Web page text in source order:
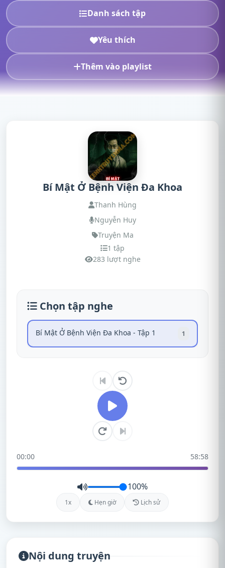
Danh sách tập
Yêu thích
Thêm vào playlist
Bí Mật Ở Bệnh Viện Đa Khoa
Thanh Hùng
Nguyễn Huy
Truyện Ma
1 tập
283 lượt nghe
Chọn tập nghe
Bí Mật Ở Bệnh Viện Đa Khoa - Tập 1 1
00:00 58:58
100%
1x Hẹn giờ Lịch sử
Nội dung truyện